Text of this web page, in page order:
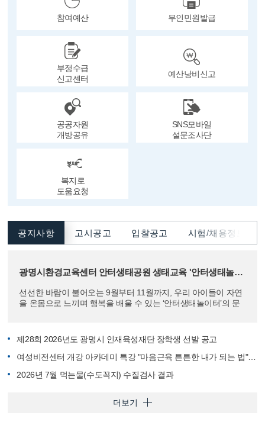
참여예산 무인민원발급
부정수급
신고센터
예산낭비신고
공공자원
개방공유
SNS모바일
설문조사단
복지로
도움요청
공지사항 고시공고 입찰공고 시험/채용정보
광명시환경교육센터 안터생태공원 생태교육 '안터생태놀이터' 참여자 모집
선선한 바람이 불어오는 9월부터 11월까지, 우리 아이들이 자연
을 온몸으로 느끼며 행복을 배울 수 있는 ‘안터생태놀이터’의 문
제28회 2026년도 광명시 인재육성재단 장학생 선발 공고
여성비전센터 개강 아카데미 특강 "마음근육 튼튼한 내가 되는 법" 박상미 교수 초청 특별강연
2026년 7월 먹는물(수도꼭지) 수질검사 결과
더보기